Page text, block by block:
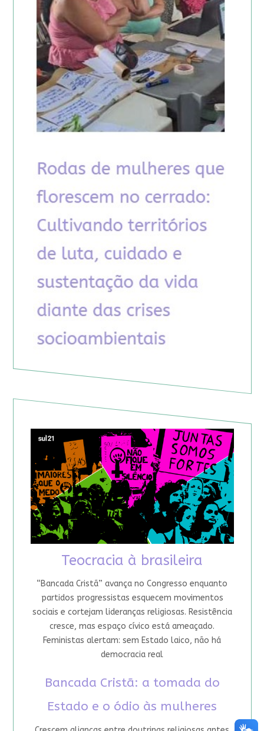
Teocracia à brasileira
“Bancada Cristã” avança no Congresso enquanto
partidos progressistas esquecem movimentos
sociais e cortejam lideranças religiosas. Resistência
cresce, mas espaço cívico está ameaçado.
Feministas alertam: sem Estado laico, não há
democracia real
Bancada Cristã: a tomada do
Estado e o ódio às mulheres